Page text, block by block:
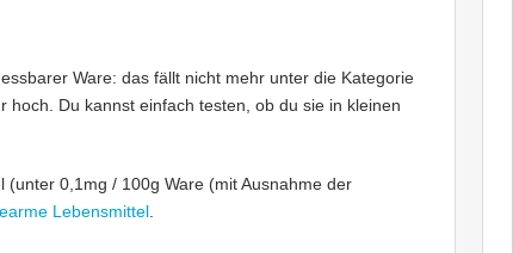
Ware: das fällt nicht mehr unter die Kategorie
hoch. Du kannst einfach testen, ob du sie in kleinen
0,1mg / 100g Ware (mit Ausnahme der
Lebensmittel .